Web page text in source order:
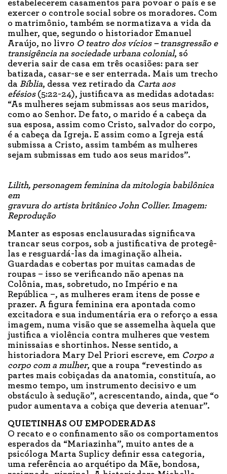
estabelecerem casamentos para povoar o país e se
exercer o controle social sobre os moradores. Com
o matrimônio, também se normatizava a vida da
mulher, que, segundo o historiador Emanuel
Araújo, no livro O teatro dos vícios – transgressão e
transigência na sociedade urbana colonial, só
deveria sair de casa em três ocasiões: para ser
batizada, casar-se e ser enterrada. Mais um trecho
da Bíblia, dessa vez retirado da Carta aos
efésios(5:22-24), justificava as medidas adotadas:
“As mulheres sejam submissas aos seus maridos,
como ao Senhor. De fato, o marido é a cabeça da
sua esposa, assim como Cristo, salvador do corpo,
é a cabeça da Igreja. E assim como a Igreja está
submissa a Cristo, assim também as mulheres
sejam submissas em tudo aos seus maridos”.
Lilith, personagem feminina da mitologia babilônica
em
gravura do artista britânico John Collier. Imagem:
Reprodução
Manter as esposas enclausuradas significava
trancar seus corpos, sob a justificativa de protegê-
las e resguardá-las da imaginação alheia.
Guardadas e cobertas por muitas camadas de
roupas – isso se verificando não apenas na
Colônia, mas, sobretudo, no Império e na
República –, as mulheres eram itens de posse e
prazer. A figura feminina era apontada como
excitadora e sua indumentária era o reforço a essa
imagem, numa visão que se assemelha àquela que
justifica a violência contra mulheres que vestem
minissaias e shortinhos. Nesse sentido, a
historiadora Mary Del Priori escreve, em Corpo a
corpo com a mulher, que a roupa “revestindo as
partes mais cobiçadas da anatomia, constituía, ao
mesmo tempo, um instrumento decisivo e um
obstáculo à sedução”, acrescentando, ainda, que “o
pudor aumentava a cobiça que deveria atenuar”.
QUIETINHAS OU EMPODERADAS
O recato e o confinamento são os comportamentos
esperados da “Mariazinha”, muito antes de a
psicóloga Marta Suplicy definir essa categoria,
uma referência ao arquétipo da Mãe, bondosa,